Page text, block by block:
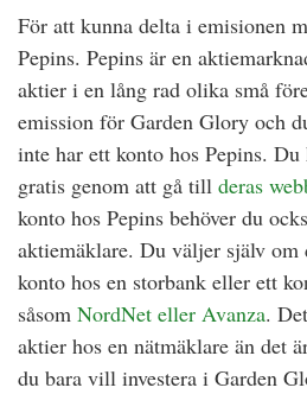
För att kunna delta i emisionen
Pepins. Pepins är en
aktier i en lång rad olika små
emission för Garden Glory och
inte har ett konto hos Pepins.
gratis genom att gå till deras
konto hos Pepins behöver du
aktiemäklare. Du väljer själv om
konto hos en storbank eller ett
såsom NordNet eller Avanza.
aktier hos en nätmäklare än det
du bara vill investera i Garden